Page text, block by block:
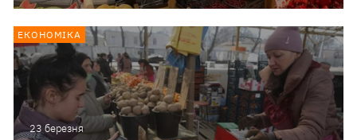
23 березня
ЕКОНОМІКА